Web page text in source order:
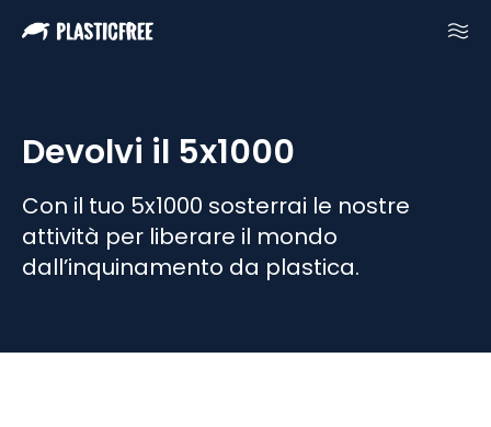
Devolvi il 5x1000
Con il tuo 5x1000 sosterrai le nostre
attività per liberare il mondo
dall’inquinamento da plastica.